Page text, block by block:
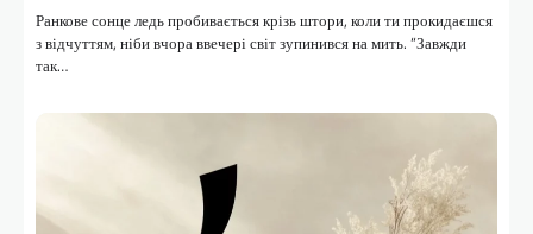
Ранкове сонце ледь пробивається крізь штори, коли ти прокидаєшся
з відчуттям, ніби вчора ввечері світ зупинився на мить. “Завжди
так…